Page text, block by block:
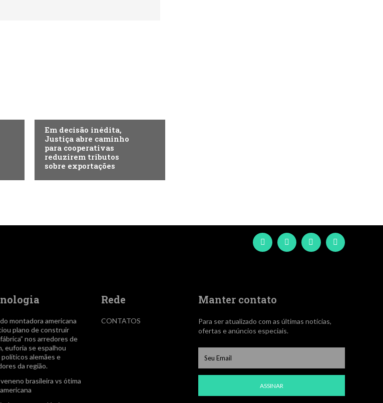
Em decisão inédita,
Justiça abre caminho
para cooperativas
reduzirem tributos
sobre exportações
montadora americana
plano de construir
nos arredores de
euforia se espalhou
alemães e
da região.
brasileira vs ótima
Rede
CONTATOS
Manter contato
Para ser atualizado com as últimas notícias,
ofertas e anúncios especiais.
ASSINAR